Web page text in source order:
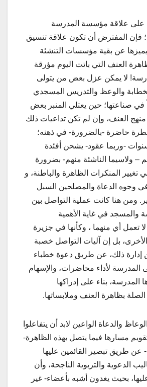
على علاقة مؤسسة المدرسة
فإن المفترض أن تكون علاقة تنسيق
عن بقية مؤسسات التنشئة
العنف التي باتت اليوم مؤرقة
لا يمكن عزل بعض من يتولى
والوعظ والتدريس المسجدي
في صناعتها؛ حين يعتلي المنبر بعض
العنف، وإن لم تكن تداعيات ذلك
حاضرة -بالضرورة- في ذهنه؛
-وربما عقود- يشحن أفئدة
– ولاسيما الناشئة منهم- بضرورة
تغيير المنكرات الظاهرة والباطنة، و
وجوه الدعاة والمصلحين السبل
ومن هنا كانت عملية التواصل بين
في غاية الأهمية
تعمل أي منهما ، وكأنها في جزيرة
بل إن آليات التواصل خصبة
إدارة ذلك، عن طريق دعوة خطباء
المدرسة لأداء محاضرات، والإسهام
المدرسة، بناء على إدراكها
بظاهرة العنف وملابساتها.
والدعاة الواعين لابد أن يتفاعلوا
مسارها فيما يتصل بهذه الظاهرة-
عن طريق تبصير القائمين عليها
الدعوية والتربوية الناجحة، وأن
بحيث يغدون أشبه بأعضاء- غير